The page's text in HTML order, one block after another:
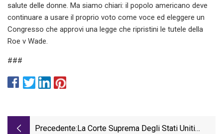
salute delle donne. Ma siamo chiari: il popolo americano deve
continuare a usare il proprio voto come voce ed eleggere un
Congresso che approvi una legge che ripristini le tutele della
Roe v Wade.
###
Precedente: La Corte Suprema Degli Stati Uniti